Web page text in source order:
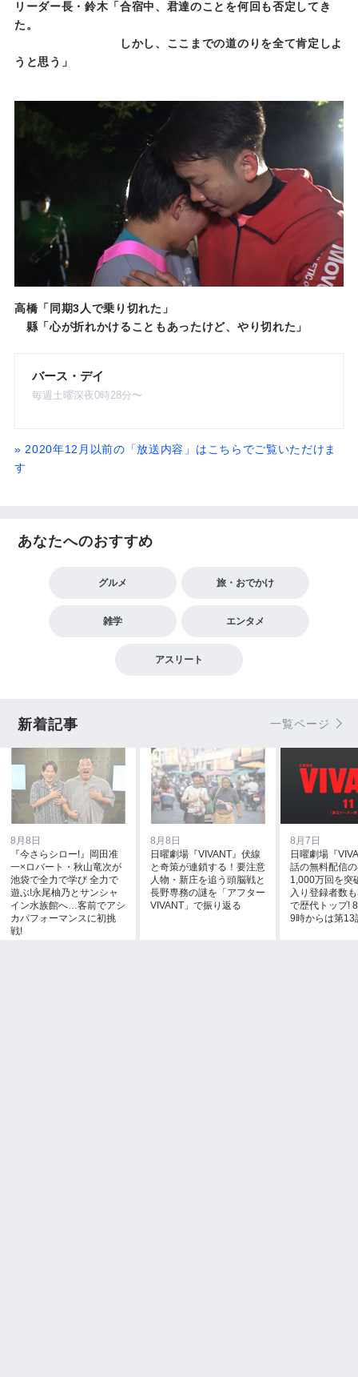
リーダー長・鈴木「合宿中、君達のことを何回も否定してき
た。
しかし、ここまでの道のりを全て肯定しよ
うと思う」
高橋「同期3人で乗り切れた」
縣「心が折れかけることもあったけど、やり切れた」
バース・デイ
毎週土曜深夜0時28分〜
» 2020年12月以前の「放送内容」はこちらでご覧いただけま
す
あなたへのおすすめ
グルメ 旅・おでかけ
雑学 エンタメ
アスリート
新着記事 一覧ページ
8月8日
『今さらシロー!』岡田准
一×ロバート・秋山竜次が
池袋で全力で学び 全力で
遊ぶ!永尾柚乃とサンシャ
イン水族館へ…客前でアシ
カパフォーマンスに初挑
戦!
8月8日
日曜劇場『VIVANT』伏線
と奇策が連鎖する！要注意
人物・新庄を追う頭脳戦と
長野専務の謎を「アフター
VIVANT」で振り返る
8月7日
日曜劇場『
話の無料配信
1,000万回を突
入り登録者数
で歴代トップ!
9時からは第13